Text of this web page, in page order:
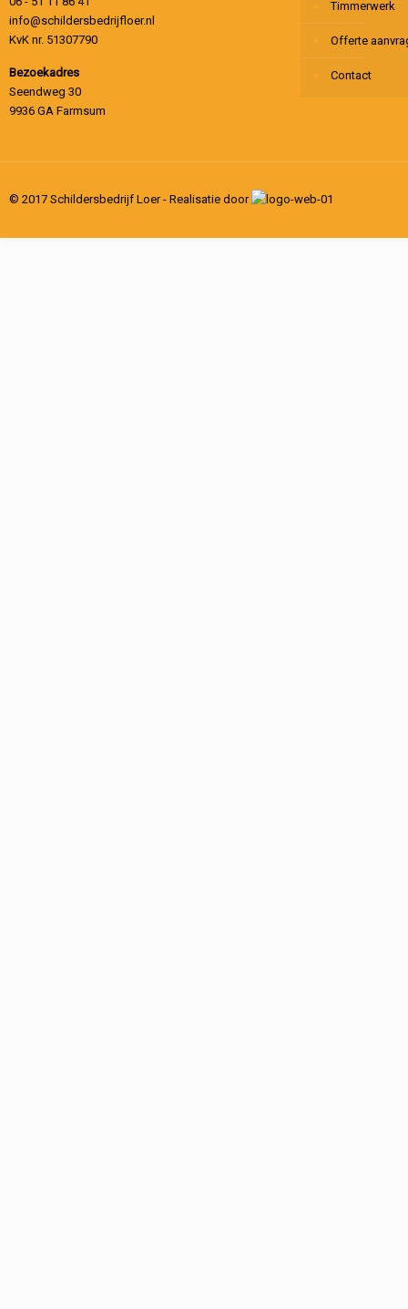
info@schildersbedrijfloer.nl
KvK nr. 51307790
Bezoekadres
Seendweg 30
9936 GA Farmsum
Timmerwerk
Offerte
Contact
© 2017 Schildersbedrijf Loer - Realisatie door